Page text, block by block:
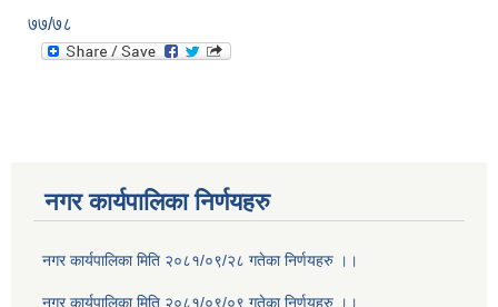
७७/७८
नगर कार्यपालिका निर्णयहरु
नगर कार्यपालिका मिति २०८१/०९/२८ गतेका निर्णयहरु ।।
नगर कार्यपालिका मिति २०८१/०९/०९ गतेका निर्णयहरु ।।